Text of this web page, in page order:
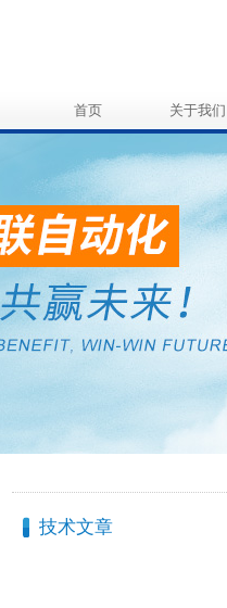
首页 关于我们
技术文章